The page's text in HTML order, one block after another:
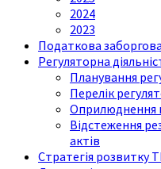
2024
2023
Податкова
Регуляторна
Планування
Перелік
Оприлюднення
Відстеження
актів
Стратегія розвитку